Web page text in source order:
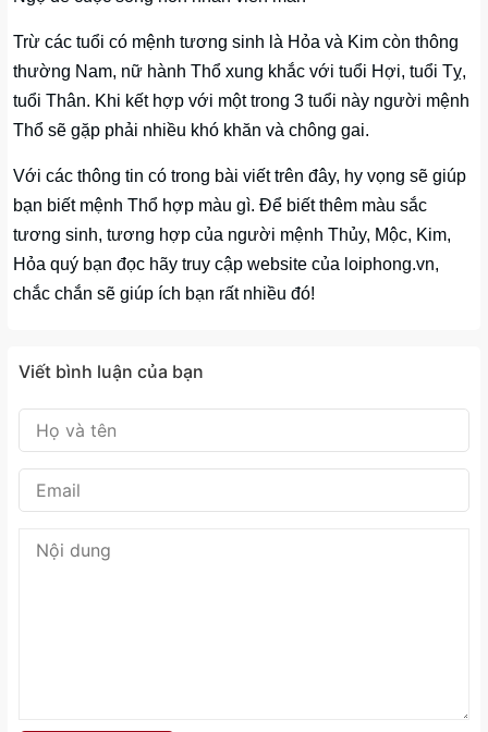
Trừ các tuổi có mệnh tương sinh là Hỏa và Kim còn thông
thường Nam, nữ hành Thổ xung khắc với tuổi Hợi, tuổi Tỵ,
tuổi Thân. Khi kết hợp với một trong 3 tuổi này người mệnh
Thổ sẽ gặp phải nhiều khó khăn và chông gai.
Với các thông tin có trong bài viết trên đây, hy vọng sẽ giúp
bạn biết mệnh Thổ hợp màu gì. Để biết thêm màu sắc
tương sinh, tương hợp của người mệnh Thủy, Mộc, Kim,
Hỏa quý bạn đọc hãy truy cập website của loiphong.vn,
chắc chắn sẽ giúp ích bạn rất nhiều đó!
Viết bình luận của bạn